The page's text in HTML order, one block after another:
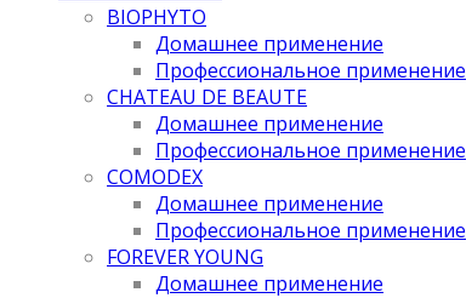
BIOPHYTO
Домашнее применение
Профессиональное применение
CHATEAU DE BEAUTE
Домашнее применение
Профессиональное применение
COMODEX
Домашнее применение
Профессиональное применение
FOREVER YOUNG
Домашнее применение